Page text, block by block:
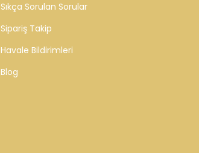
Sıkça Sorulan Sorular
Sipariş Takip
Havale Bildirimleri
Blog